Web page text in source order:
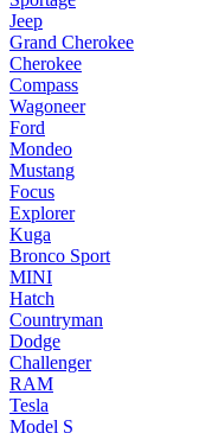
Jeep
Grand Cherokee
Cherokee
Compass
Wagoneer
Ford
Mondeo
Mustang
Focus
Explorer
Kuga
Bronco Sport
MINI
Hatch
Countryman
Dodge
Challenger
RAM
Tesla
Model S